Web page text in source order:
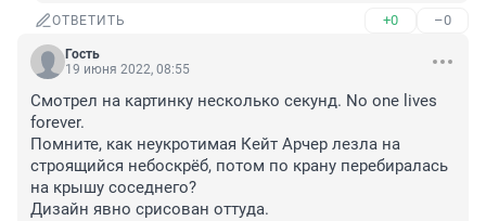
ОТВЕТИТЬ +0 –0
Гость
19 июня 2022, 08:55
Смотрел на картинку несколько секунд. No one lives
forever.
Помните, как неукротимая Кейт Арчер лезла на
строящийся небоскрёб, потом по крану перебиралась
на крышу соседнего?
Дизайн явно срисован оттуда.